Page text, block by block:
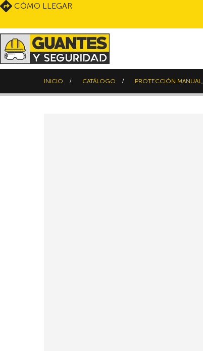
CÓMO LLEGAR
INICIO CATÁLOGO PROTECCIÓN MANUAL,